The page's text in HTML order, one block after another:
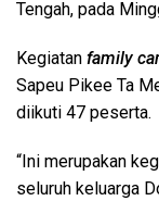
Tengah, pada
Kegiatan family
Sapeu Pikee Ta
diikuti 47 peserta.
“Ini merupakan
seluruh keluarga